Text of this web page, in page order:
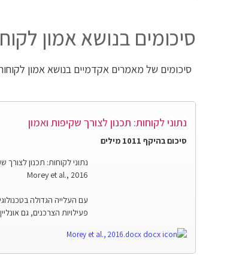
סיכומים בנושא אמון
סיכומים של מאמרים אקדמיים בנושא אמון
נתוני לקוחות: תכנון לצורך שקיפות ואמון
סיכום בהיקף 1011 מילים
נתוני לקוחות: תכנון לצורך
Morey et al., 2016
עם העלייה הגדולה
פעילויות הצרכנים, גם